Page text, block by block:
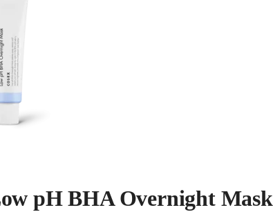
pH BHA Overnight Mask